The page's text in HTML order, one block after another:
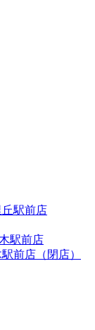
丘駅前店
駅前店
前店（閉店）